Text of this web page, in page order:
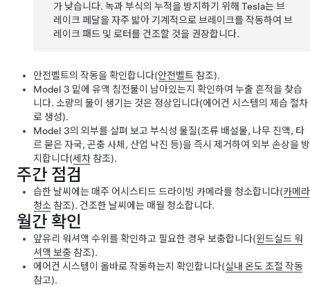
가 낮습니다. 녹과 부식의 누적을 방지하기 위해 Tesla는 브
레이크 페달을 자주 밟아 기계적으로 브레이크를 작동하여 브
레이크 패드 및 로터를 건조할 것을 권장합니다.
안전벨트의 작동을 확인합니다(안전벨트 참조).
Model 3 밑에 유액 침전물이 남아있는지 확인하여 누출 흔적을 찾습
니다. 소량의 물이 생기는 것은 정상입니다(에어컨 시스템의 제습 절차
로 생성).
Model 3의 외부를 살펴 보고 부식성 물질(조류 배설물, 나무 진액, 타
르 묻은 자국, 곤충 사체, 산업 낙진 등)을 즉시 제거하여 외부 손상을 방
지합니다(세차 참조).
주간 점검
습한 날씨에는 매주 어시스티드 드라이빙 카메라를 청소합니다(카메라
청소 참조). 건조한 날씨에는 매월 청소합니다.
월간 확인
앞유리 워셔액 수위를 확인하고 필요한 경우 보충합니다(윈드실드 워
셔액 보충 참조).
에어컨 시스템이 올바로 작동하는지 확인합니다(실내 온도 조절 작동
참고).